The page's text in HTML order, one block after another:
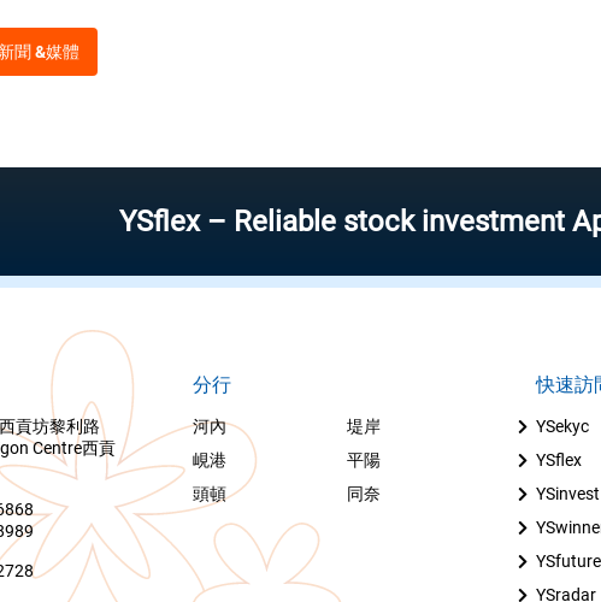
新聞 &媒體
YSflex – Reliable stock investment App.
貢坊黎利路
Centre西貢
分行
河內
堤岸
峴港
平陽
頭頓
同奈
快速訪
YSekyc
YSflex
YSinvest
YSfuture
YSradar